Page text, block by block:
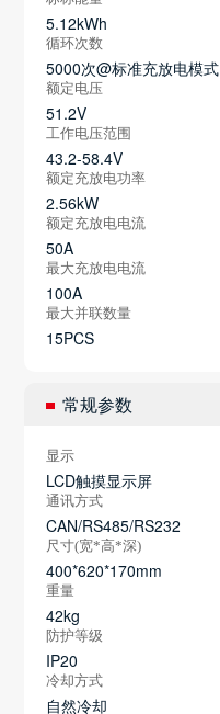
5.12kWh
循环次数
5000次@标准充放电模式
额定电压
51.2V
工作电压范围
43.2-58.4V
额定充放电功率
2.56kW
额定充放电电流
50A
最大充放电电流
100A
最大并联数量
15PCS
常规参数
显示
LCD触摸显示屏
通讯方式
CAN/RS485/RS232
尺寸(宽*高*深)
400*620*170mm
重量
42kg
防护等级
IP20
冷却方式
自然冷却